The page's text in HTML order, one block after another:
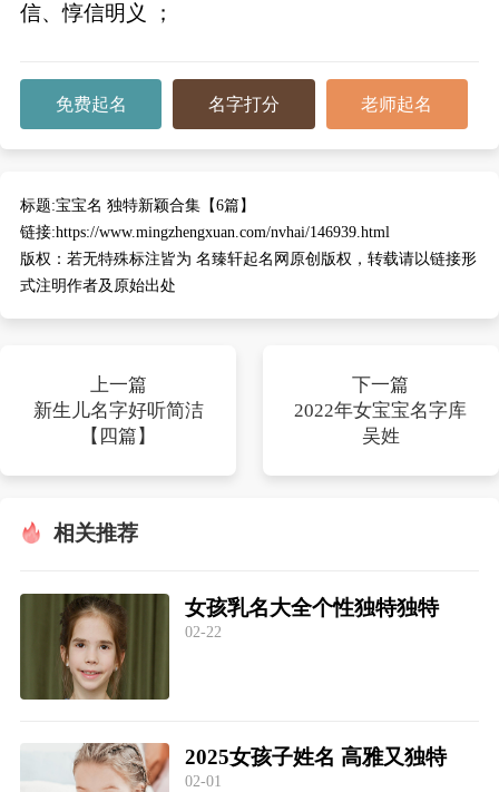
信、惇信明义 ；
免费起名 名字打分 老师起名
标题:宝宝名 独特新颖合集【6篇】
链接:https://www.mingzhengxuan.com/nvhai/146939.html
版权： 若无特殊标注皆为 名臻轩起名网原创版权，转载请以链接形
式注明作者及原始出处
上一篇
新生儿名字好听简洁
【四篇】
下一篇
2022年女宝宝名字库
吴姓
相关推荐
女孩乳名大全个性独特独特
02-22
2025女孩子姓名 高雅又独特
02-01